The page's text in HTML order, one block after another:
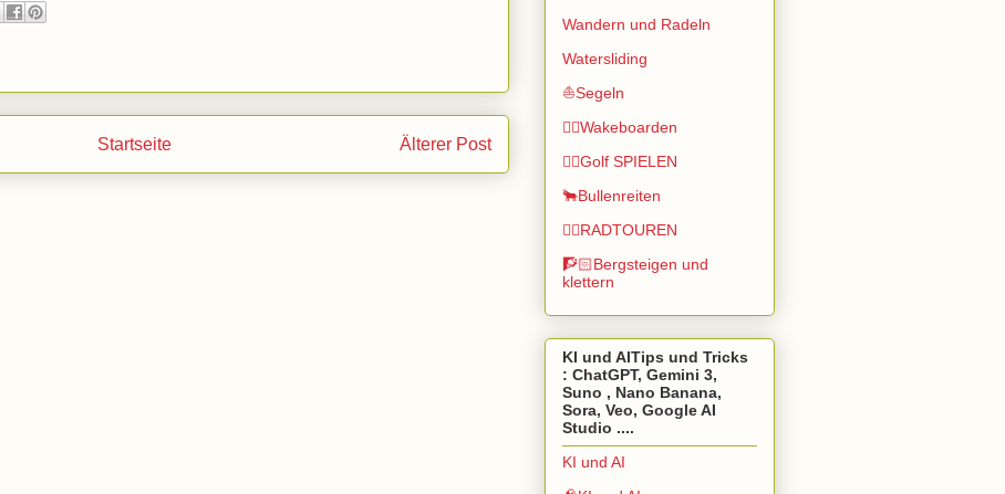
Älterer Post
Startseite
Wandern und Radeln
Watersliding
⛵Segeln
🏄🏽Wakeboarden
🏌️‍♂️Golf SPIELEN
🐂Bullenreiten
🚴‍♂️RADTOUREN
🧗🏻Bergsteigen und
klettern
KI und AITips und Tricks
: ChatGPT, Gemini 3,
Suno , Nano Banana,
Sora, Veo, Google AI
Studio ....
KI und AI